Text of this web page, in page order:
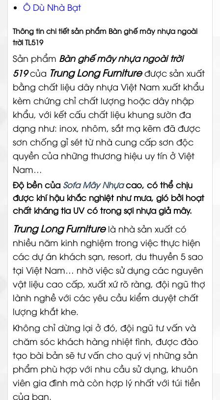
Ô Dù Nhà Bạt
Thông tin chi tiết sản phẩm Bàn ghế mây nhựa ngoài
trời TL519
Sản phẩm Bàn ghế mây nhựa ngoài trời
519của Trung Long Furnituređược sản xuất
bằng chất liệu dây nhựa Việt Nam xuất khẩu
kèm chứng chỉ chất lượng hoặc dây nhập
khẩu, với kết cấu chất liệu khung sườn đa
dạng như: inox, nhôm, sắt mạ kẽm đã được
sơn chống gỉ sét từ nhà cung cấp sơn độc
quyền của những thương hiệu uy tín ở Việt
Nam…
Độ bền của Sofa Mây Nhựacao, có thể chịu
được khí hậu khắc nghiệt như mưa, gió bởi hoạt
chất kháng tia UV có trong sợi nhựa giả mây.
Trung Long Furniturelà nhà sản xuất có
nhiều năm kinh nghiệm trong việc thực hiện
các dự án khách sạn, resort, du thuyền 5 sao
tại Việt Nam… nhờ việc sử dụng các nguyên
vật liệu cao cấp, xuất xứ rõ ràng, đội ngũ thợ
lành nghề với các yêu cầu kiểm duyệt chất
lượng khắt khe.
Không chỉ dừng lại ở đó, đội ngũ tư vấn và
chăm sóc khách hàng nhiệt tình, được đào
tạo bài bản sẽ tư vấn cho quý vị những sản
phẩm phù hợp với nhu cầu sử dụng, khuôn
viên gia đình mà còn hợp lý nhất với túi tiền
của bạn.